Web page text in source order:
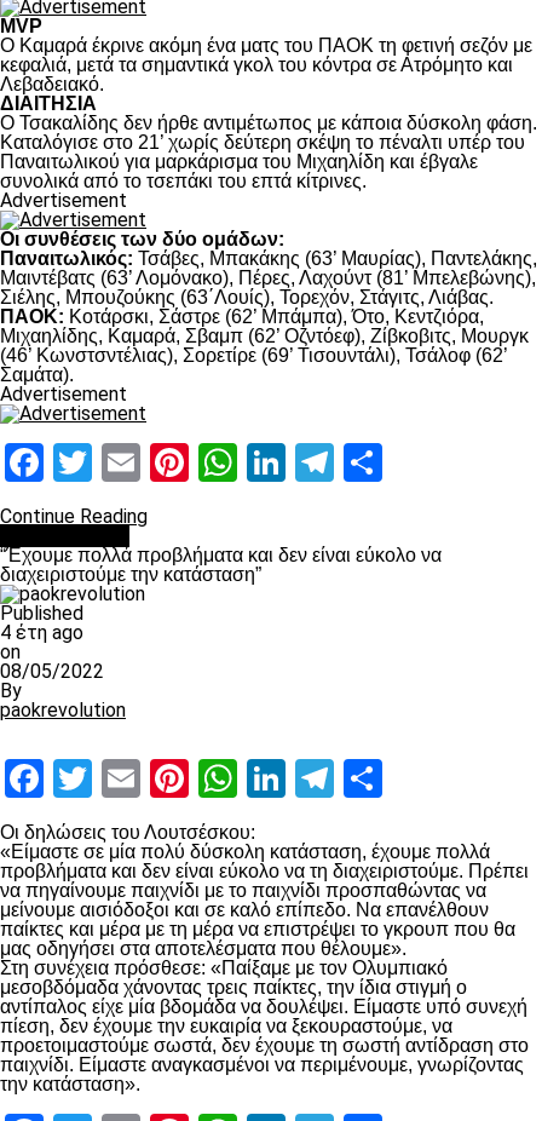
MVP
Ο Καμαρά έκρινε ακόμη ένα ματς του ΠΑΟΚ τη φετινή σεζόν με
κεφαλιά, μετά τα σημαντικά γκολ του κόντρα σε Ατρόμητο και
Λεβαδειακό.
ΔΙΑΙΤΗΣΙΑ
Ο Τσακαλίδης δεν ήρθε αντιμέτωπος με κάποια δύσκολη φάση.
Καταλόγισε στο 21’ χωρίς δεύτερη σκέψη το πέναλτι υπέρ του
Παναιτωλικού για μαρκάρισμα του Μιχαηλίδη και έβγαλε
συνολικά από το τσεπάκι του επτά κίτρινες.
Advertisement
Οι συνθέσεις των δύο ομάδων:
Παναιτωλικός: Τσάβες, Μπακάκης (63’ Μαυρίας), Παντελάκης,
Μαιντέβατς (63’ Λομόνακο), Πέρες, Λαχούντ (81’ Μπελεβώνης),
Σιέλης, Μπουζούκης (63΄Λουίς), Τορεχόν, Στάγιτς, Λιάβας.
ΠΑΟΚ: Κοτάρσκι, Σάστρε (62’ Μπάμπα), Ότο, Κεντζιόρα,
Μιχαηλίδης, Καμαρά, Σβαμπ (62’ Οζντόεφ), Ζίβκοβιτς, Μουργκ
(46’ Κωνστσντέλιας), Σορετίρε (69’ Τισουντάλι), Τσάλοφ (62’
Σαμάτα).
Advertisement
Facebook
Twitter
EmailPinterest
WhatsApp
LinkedIn
Telegram
Continue Reading
“Έχουμε πολλά προβλήματα και δεν είναι εύκολο να
διαχειριστούμε την κατάσταση”
Published
4 έτη ago
on
08/05/2022
By
paokrevolution
Facebook
Twitter
EmailPinterest
WhatsApp
LinkedIn
Telegram
Οι δηλώσεις του Λουτσέσκου:
«Είμαστε σε μία πολύ δύσκολη κατάσταση, έχουμε πολλά
προβλήματα και δεν είναι εύκολο να τη διαχειριστούμε. Πρέπει
να πηγαίνουμε παιχνίδι με το παιχνίδι προσπαθώντας να
μείνουμε αισιόδοξοι και σε καλό επίπεδο. Να επανέλθουν
παίκτες και μέρα με τη μέρα να επιστρέψει το γκρουπ που θα
μας οδηγήσει στα αποτελέσματα που θέλουμε».
Στη συνέχεια πρόσθεσε: «Παίξαμε με τον Ολυμπιακό
μεσοβδόμαδα χάνοντας τρεις παίκτες, την ίδια στιγμή ο
αντίπαλος είχε μία βδομάδα να δουλέψει. Είμαστε υπό συνεχή
πίεση, δεν έχουμε την ευκαιρία να ξεκουραστούμε, να
προετοιμαστούμε σωστά, δεν έχουμε τη σωστή αντίδραση στο
παιχνίδι. Είμαστε αναγκασμένοι να περιμένουμε, γνωρίζοντας
την κατάσταση».